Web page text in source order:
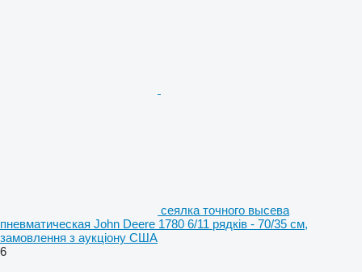
сеялка точного высева
пневматическая John Deere 1780 6/11 рядків - 70/35 см,
замовлення з аукціону США
6